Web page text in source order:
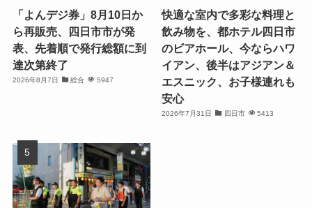
「よんデジ券」8月10日か
ら再販売、四日市市が発
表、先着順で発行総額に到
達次第終了
2026年8月7日 総合 5947
快適な室内で多彩な料理と
飲み物を、都ホテル四日市
のビアホール、今ならハワ
イアン、後半はアジアン＆
エスニック、お子様連れも
安心
2026年7月31日 四日市 5413